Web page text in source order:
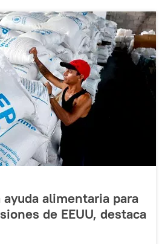
ayuda alimentaria para
de EEUU, destaca